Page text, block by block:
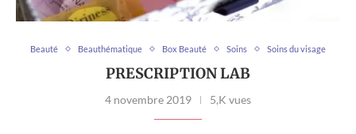
Beauté Beauthématique Box Beauté Soins Soins du visage
PRESCRIPTION LAB
4 novembre 2019 5,K vues